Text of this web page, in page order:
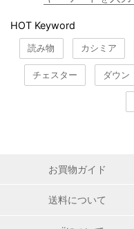
HOT Keyword
読み物 カシミア
チェスター ダウン
お買物ガイド
送料について